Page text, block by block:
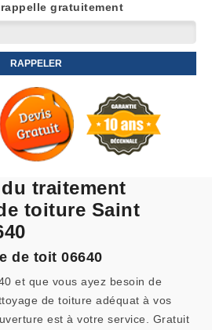
gratuitement
traitement
toiture Saint
de toit 06640
et que vous ayez besoin de
de toiture adéquat à vos
est à votre service. Gratuit